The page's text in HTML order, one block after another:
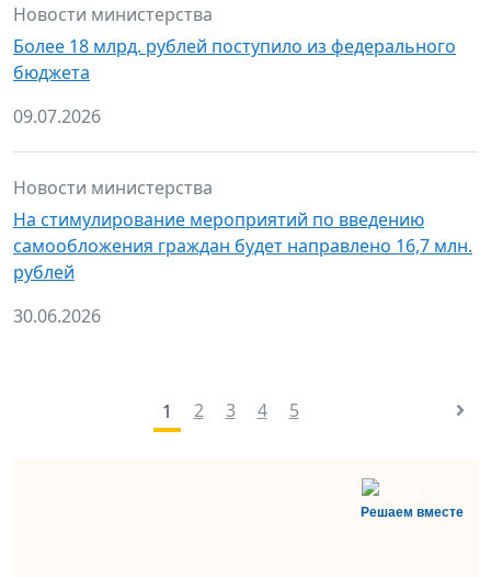
Новости министерства
Более 18 млрд. рублей поступило из федерального
бюджета
09.07.2026
Новости министерства
На стимулирование мероприятий по введению
самообложения граждан будет направлено 16,7 млн.
рублей
30.06.2026
1 2 3 4 5
Решаем вместе